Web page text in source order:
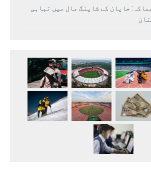
جاپان کے شاپنگ مال میں تباہی